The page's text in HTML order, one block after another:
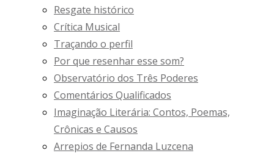
Resgate histórico
Crítica Musical
Traçando o perfil
Por que resenhar esse som?
Observatório dos Três Poderes
Comentários Qualificados
Imaginação Literária: Contos, Poemas,
Crônicas e Causos
Arrepios de Fernanda Luzcena